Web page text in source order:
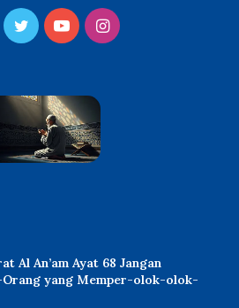
TwitterYouTubeInstagram
Al An’am Ayat 68 Jangan
Orang yang Memper-olok-olok-